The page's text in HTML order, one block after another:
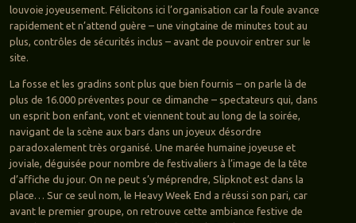
louvoie joyeusement. Félicitons ici l’organisation car la foule avance
rapidement et n’attend guère – une vingtaine de minutes tout au
plus, contrôles de sécurités inclus – avant de pouvoir entrer sur le
site.
La fosse et les gradins sont plus que bien fournis – on parle là de
plus de 16.000 préventes pour ce dimanche – spectateurs qui, dans
un esprit bon enfant, vont et viennent tout au long de la soirée,
navigant de la scène aux bars dans un joyeux désordre
paradoxalement très organisé. Une marée humaine joyeuse et
joviale, déguisée pour nombre de festivaliers à l’image de la tête
d’affiche du jour. On ne peut s’y méprendre, Slipknot est dans la
place… Sur ce seul nom, le Heavy Week End a réussi son pari, car
avant le premier groupe, on retrouve cette ambiance festive de